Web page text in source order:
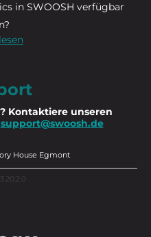
in SWOOSH verfügbar
Kontaktiere unseren
support@swoosh.de
House Egmont